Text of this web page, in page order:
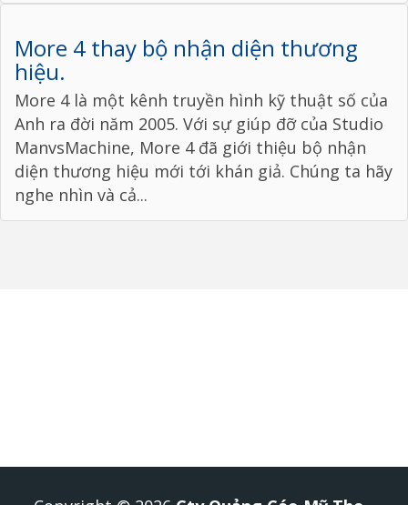
More 4 thay bộ nhận diện thương
hiệu.
More 4 là một kênh truyền hình kỹ thuật số của
Anh ra đời năm 2005. Với sự giúp đỡ của Studio
ManvsMachine, More 4 đã giới thiệu bộ nhận
diện thương hiệu mới tới khán giả. Chúng ta hãy
nghe nhìn và cả...